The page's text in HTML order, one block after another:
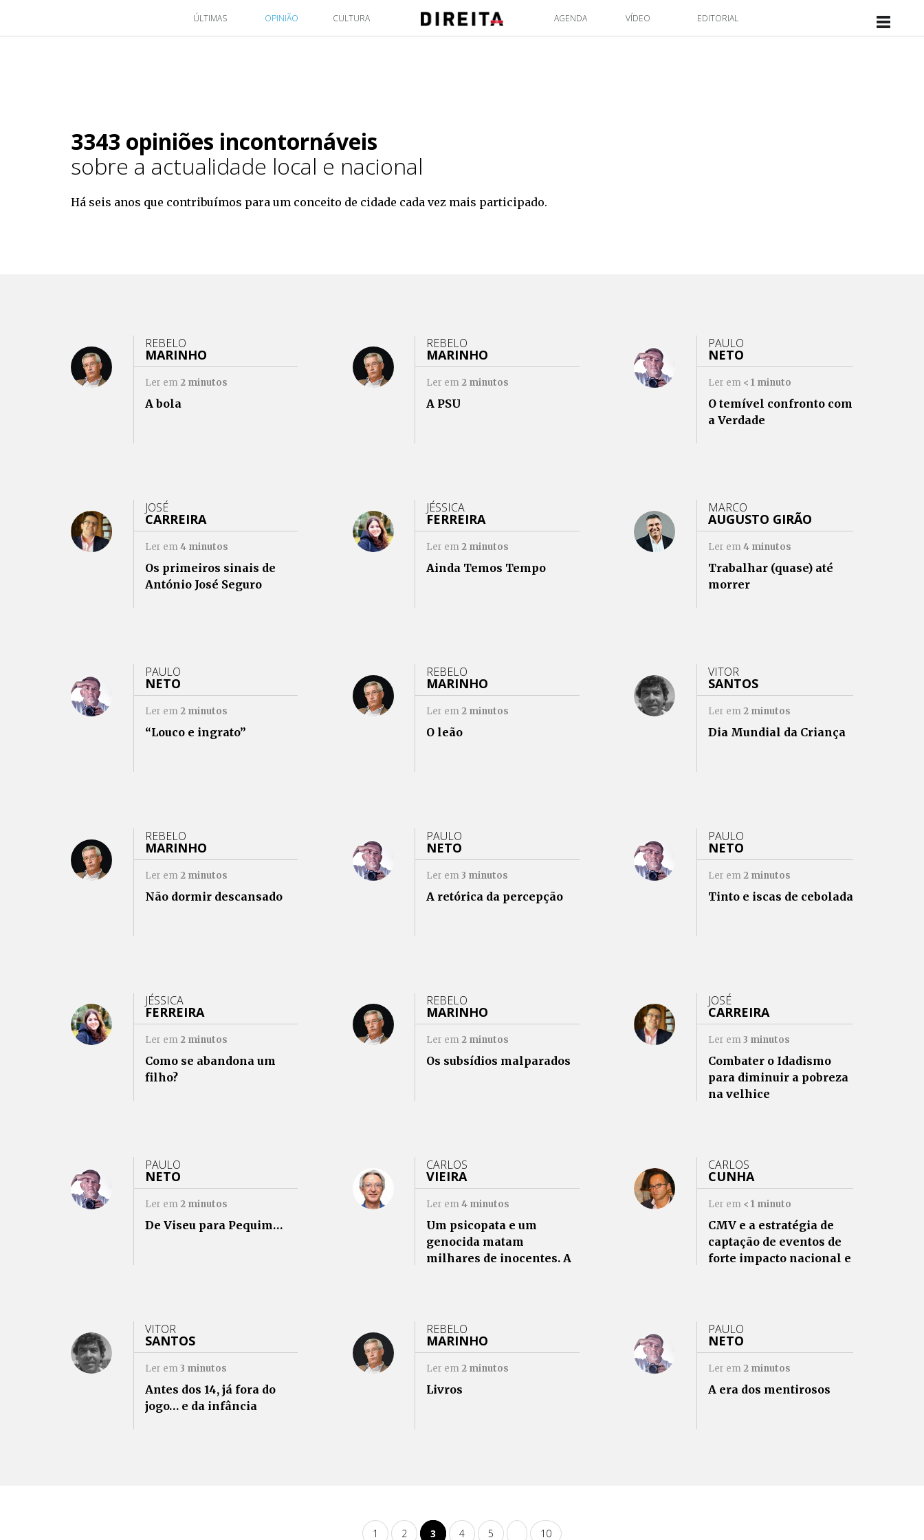
ÚLTIMAS OPINIÃO CULTURA AGENDA VÍDEO EDITORIAL
3343 opiniões incontornáveis
sobre a actualidade local e nacional
Há seis anos que contribuímos para um conceito de cidade cada vez mais participado.
REBELO
MARINHO
Ler em2 minutos
A bola
REBELO
MARINHO
Ler em2 minutos
A PSU
PAULO
NETO
Ler em < 1 minuto
O temível confronto com
a Verdade
JOSÉ
CARREIRA
Ler em4 minutos
Os primeiros sinais de
António José Seguro
JÉSSICA
FERREIRA
Ler em2 minutos
Ainda Temos Tempo
MARCO
AUGUSTO GIRÃO
Ler em4 minutos
Trabalhar (quase) até
morrer
PAULO
NETO
Ler em2 minutos
“Louco e ingrato”
REBELO
MARINHO
Ler em2 minutos
O leão
VITOR
SANTOS
Ler em2 minutos
Dia Mundial da Criança
REBELO
MARINHO
Ler em2 minutos
Não dormir descansado
PAULO
NETO
Ler em3 minutos
A retórica da percepção
PAULO
NETO
Ler em2 minutos
Tinto e iscas de cebolada
JÉSSICA
FERREIRA
Ler em2 minutos
Como se abandona um
filho?
REBELO
MARINHO
Ler em2 minutos
Os subsídios malparados
JOSÉ
CARREIRA
Ler em3 minutos
Combater o Idadismo
para diminuir a pobreza
na velhice
PAULO
NETO
Ler em2 minutos
De Viseu para Pequim…
CARLOS
VIEIRA
Ler em4 minutos
Um psicopata e um
genocida matam
milhares de inocentes. A
CARLOS
CUNHA
Ler em < 1 minuto
CMV e a estratégia de
captação de eventos de
forte impacto nacional e
VITOR
SANTOS
Ler em3 minutos
Antes dos 14, já fora do
jogo… e da infância
REBELO
MARINHO
Ler em2 minutos
Livros
PAULO
NETO
Ler em2 minutos
A era dos mentirosos
1 2 3 4 5 10